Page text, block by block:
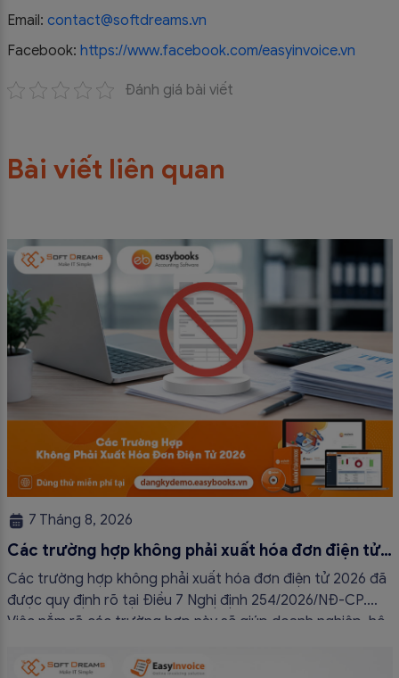
Email: contact@softdreams.vn
Facebook: https://www.facebook.com/easyinvoice.vn
Đánh giá bài viết
Bài viết liên quan
7 Tháng 8, 2026
Các trường hợp không phải xuất hóa đơn điện tử
2026
Các trường hợp không phải xuất hóa đơn điện tử 2026 đã
được quy định rõ tại Điều 7 Nghị định 254/2026/NĐ-CP.
Việc nắm rõ các trường hợp này sẽ giúp doanh nghiệp, hộ
tránh lập hóa đơn không cần thiết hoặc áp […]